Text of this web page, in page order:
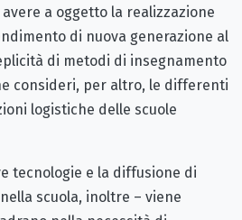
a oggetto la realizzazione
di nuova generazione al
di metodi di insegnamento
consideri, per altro, le differenti
logistiche delle scuole
tecnologie e la diffusione di
scuola, inoltre – viene